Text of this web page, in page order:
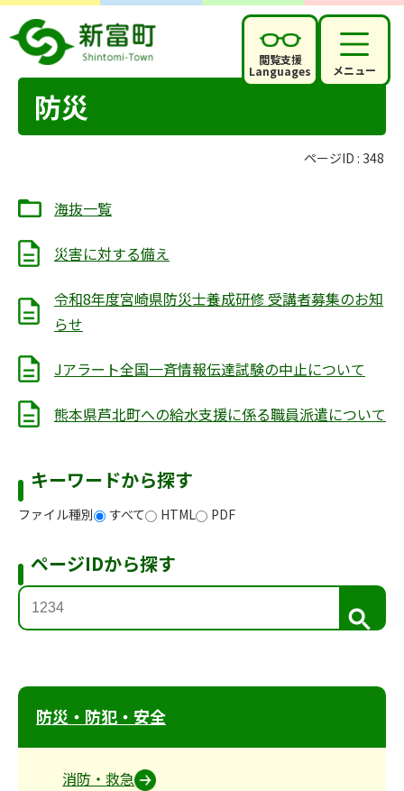
閲覧支援
Languages メニュー
防災
ページID : 348
海抜一覧
災害に対する備え
令和8年度宮崎県防災士養成研修 受講者募集のお知
らせ
Jアラート全国一斉情報伝達試験の中止について
熊本県芦北町への給水支援に係る職員派遣について
キーワードから探す
ファイル種別 すべて HTML PDF
ページIDから探す
検
索
防災・防犯・安全
消防・救急